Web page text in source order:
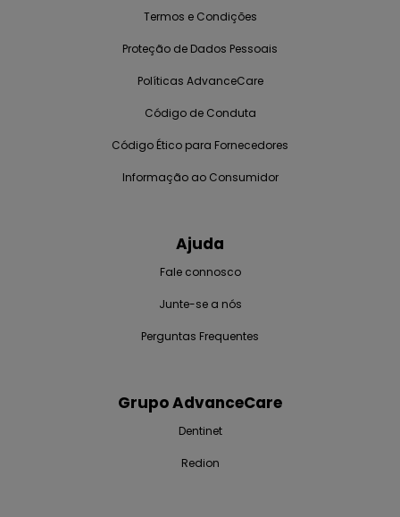
Termos e Condições
Proteção de Dados Pessoais
Políticas AdvanceCare
Código de Conduta
Código Ético para Fornecedores
Informação ao Consumidor
Ajuda
Fale connosco
Junte-se a nós
Perguntas Frequentes
Grupo AdvanceCare
Dentinet
Redion